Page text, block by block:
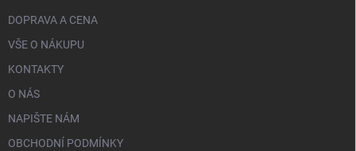
DOPRAVA A CENA
VŠE O NÁKUPU
KONTAKTY
O NÁS
NAPIŠTE NÁM
OBCHODNÍ PODMÍNKY